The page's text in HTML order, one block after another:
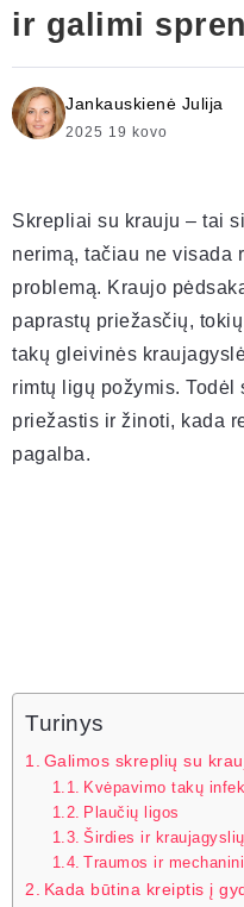
ir galimi
Jankauskienė Julija
2025 19 kovo
Skrepliai su krauju – tai
nerimą, tačiau ne visada
problemą. Kraujo
paprastų priežasčių,
takų gleivinės
rimtų ligų požymis.
priežastis ir žinoti, kada
pagalba.
Turinys
Galimos skreplių su
Kvėpavimo takų
Plaučių ligos
Širdies ir
Traumos ir
Kada būtina kreiptis į